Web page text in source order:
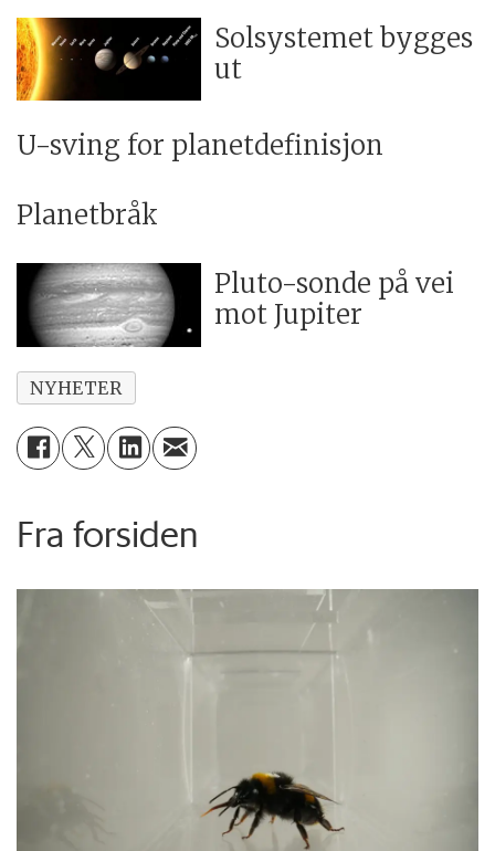
Solsystemet bygges
ut
U-sving for planetdefinisjon
Planetbråk
Pluto-sonde på vei
mot Jupiter
NYHETER
Fra forsiden